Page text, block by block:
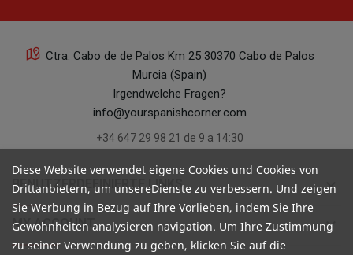
Ctra. Cabo de de Palos Km 25 30370 Cabo de Palos
Murcia (Spain)
Irgendwelche Fragen?
info@yourspanishcorner.com
+34 647 29 98 21 de 9 a 14:30
BENUTZERDEFINIERTE LINKS keyboard_arrow_down
MY ACCOUNT keyboard_arrow_down
Diese Website verwendet eigene Cookies und Cookies von
Drittanbietern, um unsereDienste zu verbessern. Und zeigen
Sie Werbung in Bezug auf Ihre Vorlieben, indem Sie Ihre
Gewohnheiten analysieren navigation. Um Ihre Zustimmung
zu seiner Verwendung zu geben, klicken Sie auf die